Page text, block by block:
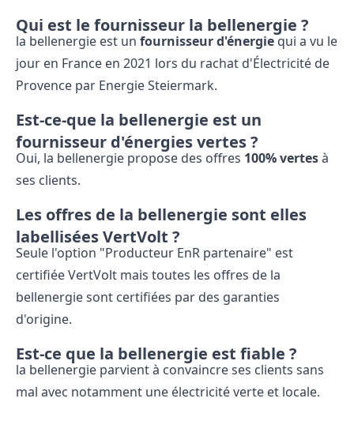
Qui est le fournisseur la bellenergie ?
la bellenergie est un fournisseur d'énergie qui a vu le
jour en France en 2021 lors du rachat d'Électricité de
Provence par Energie Steiermark.
Est-ce-que la bellenergie est un
fournisseur d'énergies vertes ?
Oui, la bellenergie propose des offres 100% vertesà
ses clients.
Les offres de la bellenergie sont elles
labellisées VertVolt ?
Seule l'option "Producteur EnR partenaire" est
certifiée VertVolt mais toutes les offres de la
bellenergie sont certifiées par des garanties
d'origine.
Est-ce que la bellenergie est fiable ?
la bellenergie parvient à convaincre ses clients sans
mal avec notamment une électricité verte et locale.